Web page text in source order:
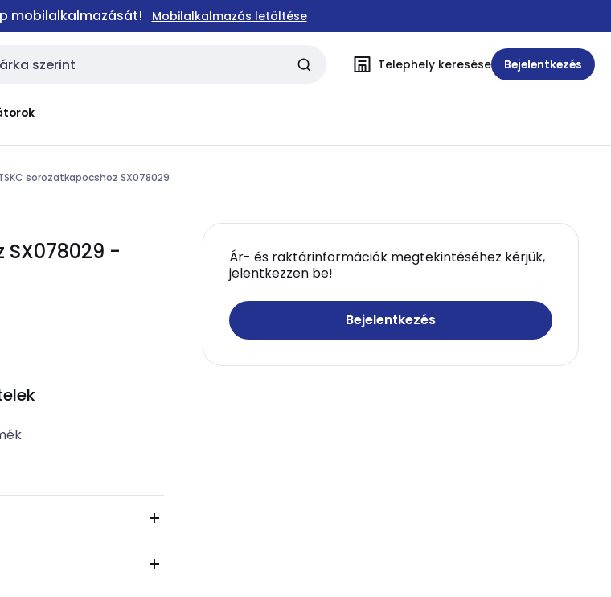
mobilalkalmazását! Mobilalkalmazás letöltése
Telephely keresése Bejelentkezés
sorozatkapocshoz SX078029
SX078029 -
Ár- és raktárinformációk megtekintéséhez kérjük,
jelentkezzen be!
Bejelentkezés